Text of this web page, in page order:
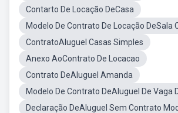
Contarto De Locação DeCasa
Modelo De Contrato De Locação DeSala
ContratoAluguel Casas Simples
Anexo AoContrato De Locacao
Contrato DeAluguel Amanda
Modelo De Contrato DeAluguel De Vaga
Declaração DeAluguel Sem Contrato